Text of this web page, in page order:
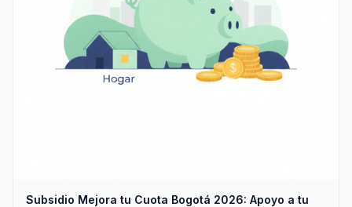
Subsidio Mejora tu Cuota Bogotá 2026: Apoyo a tu